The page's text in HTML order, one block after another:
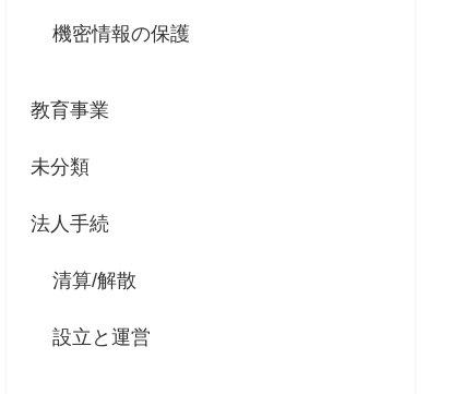
機密情報の保護
教育事業
未分類
法人手続
清算/解散
設立と運営